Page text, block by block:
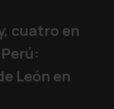
cuatro en
León en